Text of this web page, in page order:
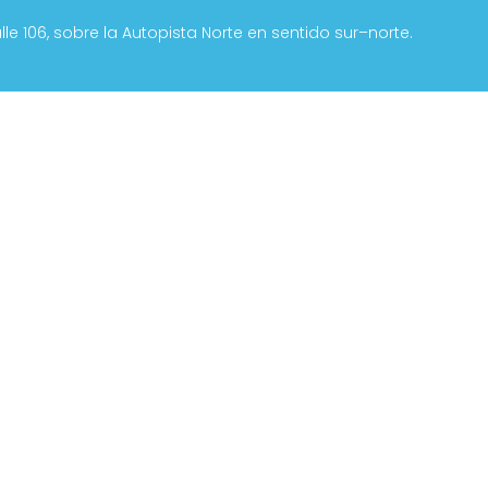
106, sobre la Autopista Norte en sentido sur–norte.